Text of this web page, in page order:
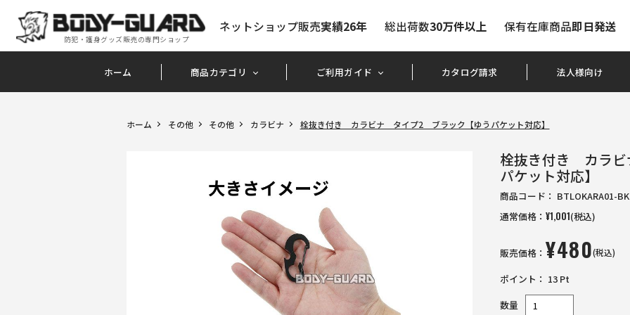
防犯・護身グッズ販売の専門ショップ
ネットショップ販売実績26年 総出荷数30万件以上 保有在庫商品即日発送
ホーム 商品カテゴリ ご利用ガイド カタログ請求 法人様向け
ホーム その他 その他 カラビナ 栓抜き付き カラビナ タイプ2 ブラック【ゆうパケット対応】
栓抜き付き カラ
パケット対応】
商品コード： BTLOKARA01-BK
通常価格：¥1,001(税込)
販売価格： ¥480(税込)
ポイント： 13 Pt
数量